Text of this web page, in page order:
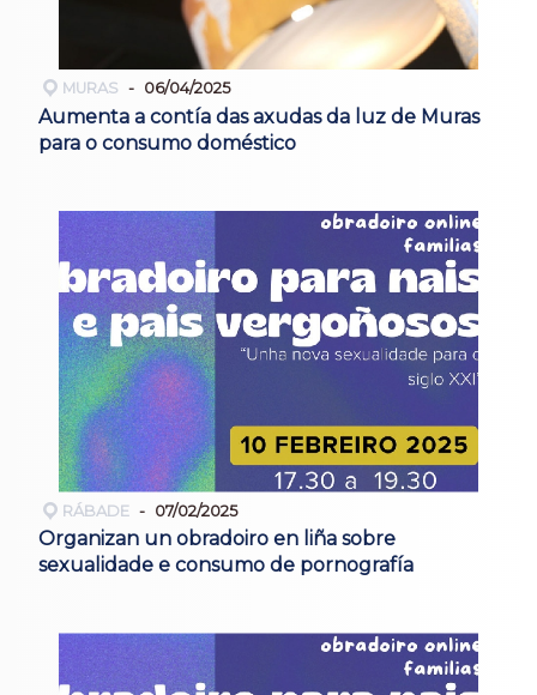
MURAS 06/04/2025
Aumenta a contía das axudas da luz de Muras
para o consumo doméstico
RÁBADE 07/02/2025
Organizan un obradoiro en liña sobre
sexualidade e consumo de pornografía